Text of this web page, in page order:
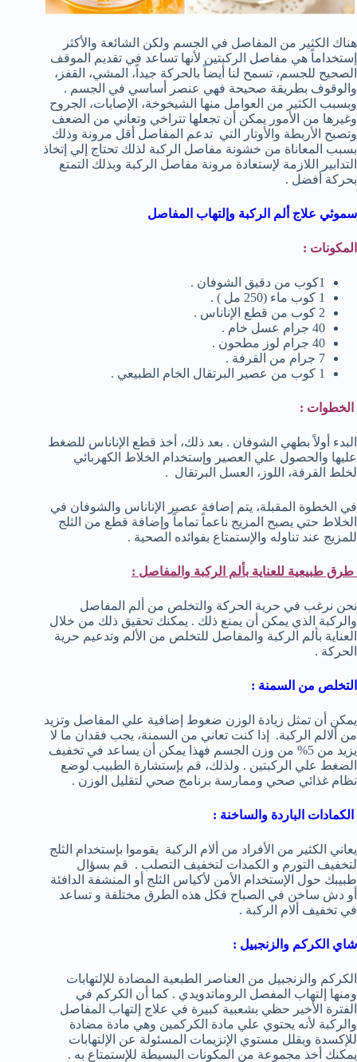
هناك الكثير من المفاصل في الجسم ولكن الشائعة والأكثر
إستخداماً هي مفاصل الركبتين لأنها تساعد في تقديم الموقف
الصحيح للجسم، تسمح لنا أيضاً بالحركة جيداً، المشي، القفز،
والوقوف بطريقة صحيحة فهي عنصر أساسي في الجسم .
وبسبب الكثير من العوامل منها الشيخوخة، الإصابات، الجروح
وغيرها من الأمور يمكن أن تجعلها تتراخي وتعاني من الضعف
وتصبح الأربطة والأوتار التي تدعم المفاصل أقل مرونة وذلك
بسبب المعاناة من خشونة مفاصل الركبة لذلك تحتاج إلي إتخاذ
التدابير اللازمة لإستعادة مرونة مفاصل الركبة وبذلك التمتع
بحركة أفضل .
سموثي علاج ألم الركبة وإلتهاب المفاصل
المكونات :
1كوب من دقيق الشوفان .
1 كوب ماء (250 مل ) .
2 كوب من قطع الإناناس .
40 جرام عسل خام .
40 جرام لوز مطحون .
7 جرام من القرفة .
1 كوب من عصير البرتقال الخام الطبيعي .
الخطوات :
البدء أولاً بطهي الشوفان . بعد ذلك، أخذ قطع الإناناس للضغط
عليها والحصول علي العصير وإستخدام الخلاط الكهربائي
لخلط القرفة، اللوز، العسل البرتقال .
في الخطوة المقبلة، يتم إضافة عصير الإناناس والشوفان في
الخلاط حتي يصبح المزيج ناعماً تماماً وإضافة قطع من الثلج
للمزيج عند تناوله والإستمتاع بفوائده الصحية .
طرق طبيعية للعناية بألم الركبة والمفاصل :
نحن نرغب في حرية الحركة والتخلص من ألم المفاصل
والركبة الذي يمكن أن يمنع ذلك . يمكنك تحقيق ذلك من خلال
العناية بألم الركبة والمفاصل للتخلص من الألم وتدعيم حرية
الحركة .
التخلص من السمنة :
يمكن أن تمثل زيادة الوزن ضغوط إضافية علي المفاصل وتزيد
من ألالم الركبة. إذا كنت تعاني من السمنة، يجب فقدان ما لا
يزيد من 5% من وزن الجسم فهذا يمكن أن يساعد في تخفيف
الضغط علي الركبتين . ولذلك، قم بإستشارة الطبيب لوضع
نظام غذائي صحي وممارسة برنامج صحي لتقليل الوزن .
الكمادات الباردة والساخنة :
يعاني الكثير من الأفراد من ألام الركبة يقوموا بإستخدام الثلج
لتخفيف التورم و الكمدات لتخفيف التصلب . قم بسؤال
طبيبك حول الإستخدام الأمن لأكياس الثلج أو المنشفة الدافئة
أو دش ساخن في الصباح فكل هذه الطرق مختلفة و تساعد
في تخفيف ألام الركبة .
شاي الكركم والزنجبيل :
الكركم والزنجبيل من العناصر الطبعية المضادة للإلتهابات
ومنها إلتهاب المفصل الروماتدويدي . كما أن الكركم في
الفترة الأخير حظي بشعبية كبيرة في علاج إلتهاب المفاصل
والركبة لأنه يحتوي علي مادة الكركمين وهي مادة مضادة
للإكسدة ويقلل مستوي الإنزيمات المسئولة عن الإلتهابات
يمكنك أخذ مجموعة من المكونات البسيطة للإستمتاع به .